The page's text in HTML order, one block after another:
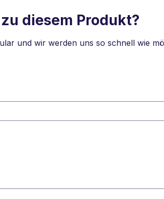
diesem Produkt?
und wir werden uns so schnell wie